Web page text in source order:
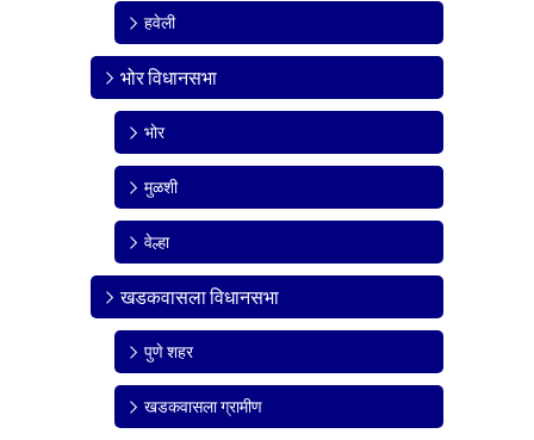
हवेली
भोर विधानसभा
भोर
मुळशी
वेल्हा
खडकवासला विधानसभा
पुणे शहर
खडकवासला ग्रामीण